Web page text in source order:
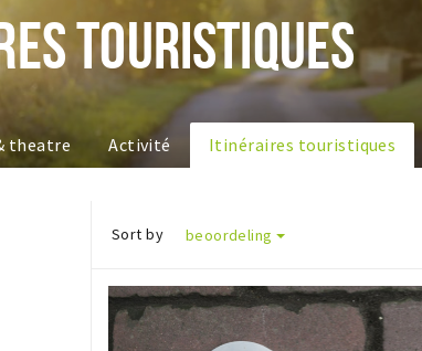
TOURISTIQUES
theatre Activité Itinéraires touristiques
Sort by beoordeling